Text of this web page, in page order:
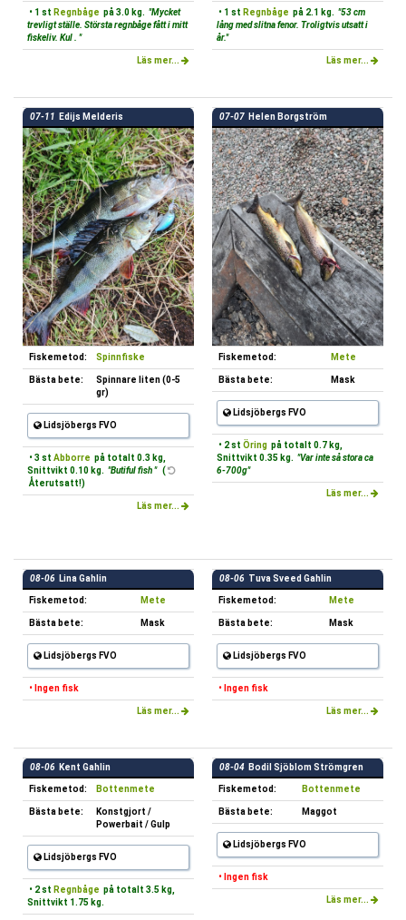
• 1 st Regnbåge på 3.0 kg. "Mycket
trevligt ställe. Största regnbåge fått i mitt
fiskeliv. Kul . "
Läs mer...
• 1 st Regnbåge på 2.1 kg. "53 cm
lång med slitna fenor. Troligtvis utsatt i
år."
Läs mer...
07-11 Edijs Melderis
Fiskemetod: Spinnfiske
Bästa bete:
Spinnare liten (0-5
gr)
Lidsjöbergs FVO
• 3 st Abborre på totalt 0.3 kg,
Snittvikt 0.10 kg. "Butiful fish " (
Återutsatt!)
Läs mer...
07-07 Helen Borgström
Fiskemetod: Mete
Bästa bete: Mask
Lidsjöbergs FVO
• 2 st Öring på totalt 0.7 kg,
Snittvikt 0.35 kg. "Var inte så stora ca
6-700g"
Läs mer...
08-06 Lina Gahlin
Fiskemetod: Mete
Bästa bete: Mask
Lidsjöbergs FVO
• Ingen fisk
Läs mer...
08-06 Tuva Sveed Gahlin
Fiskemetod: Mete
Bästa bete: Mask
Lidsjöbergs FVO
• Ingen fisk
Läs mer...
08-06 Kent Gahlin
Fiskemetod: Bottenmete
Bästa bete:
Konstgjort /
Powerbait / Gulp
Lidsjöbergs FVO
• 2 st Regnbåge på totalt 3.5 kg,
Snittvikt 1.75 kg.
08-04 Bodil Sjöblom Strömgren
Fiskemetod: Bottenmete
Bästa bete: Maggot
Lidsjöbergs FVO
• Ingen fisk
Läs mer...